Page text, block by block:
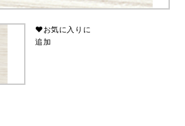
♥お気に入りに
追加